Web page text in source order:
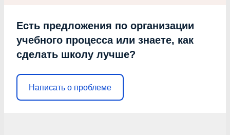
Есть предложения по организации
учебного процесса или знаете, как
сделать школу лучше?
Написать о проблеме